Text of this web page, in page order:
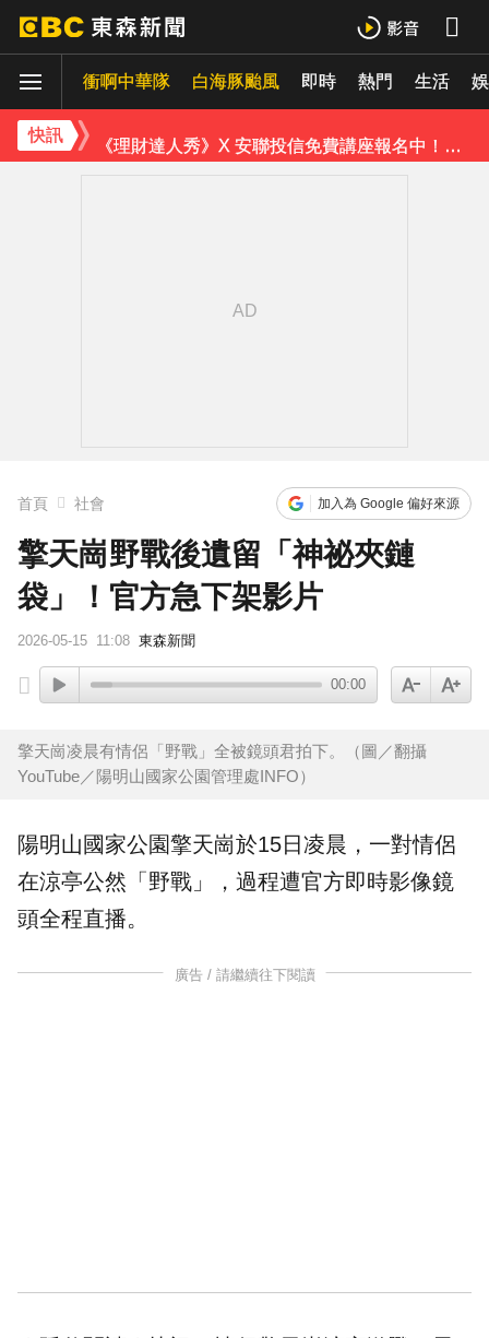
衝啊中華隊 白海豚颱風 即時 熱門 生活
快訊
下載東森App，隨時掌握天下大小事！
首頁 社會 加入為 Google 偏好來源
擎天崗野戰後遺留「神祕夾鏈
袋」！官方急下架影片
2026-05-15 11:08 東森新聞
00:00
擎天崗凌晨有情侶「野戰」全被鏡頭君拍下。（圖／翻攝
YouTube／陽明山國家公園管理處INFO）
陽明山 國家公園擎天崗於15日凌晨，一對情侶
在涼亭公然「 野戰 」，過程遭官方即時影像鏡
頭全程直播。
廣告 / 請繼續往下閱讀